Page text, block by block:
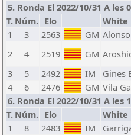
5. Ronda El 2022/10/31 A les
T. Núm. Elo White
1
3 2563 GM
2
4 2519 GM
3
5 2492 IM Gines
4
6 2476 GM Vila
6. Ronda El 2022/10/31 A les
T. Núm. Elo White
1
8 2483 IM